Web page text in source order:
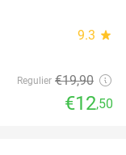
9.3 star
Regulier €19,90
€12,50